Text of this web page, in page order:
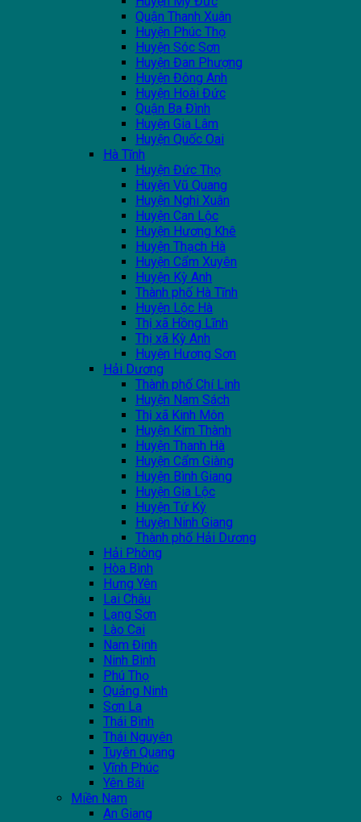
Quận Thanh Xuân
Huyện Phúc Thọ
Huyện Sóc Sơn
Huyện Đan Phượng
Huyện Đông Anh
Huyện Hoài Đức
Quận Ba Đình
Huyện Gia Lâm
Huyện Quốc Oai
Hà Tĩnh
Huyện Đức Thọ
Huyện Vũ Quang
Huyện Nghi Xuân
Huyện Can Lộc
Huyện Hương Khê
Huyện Thạch Hà
Huyện Cẩm Xuyên
Huyện Kỳ Anh
Thành phố Hà Tĩnh
Huyện Lộc Hà
Thị xã Hồng Lĩnh
Thị xã Kỳ Anh
Huyện Hương Sơn
Hải Dương
Thành phố Chí Linh
Huyện Nam Sách
Thị xã Kinh Môn
Huyện Kim Thành
Huyện Thanh Hà
Huyện Cẩm Giàng
Huyện Bình Giang
Huyện Gia Lộc
Huyện Tứ Kỳ
Huyện Ninh Giang
Thành phố Hải Dương
Hải Phòng
Hòa Bình
Hưng Yên
Lai Châu
Lạng Sơn
Lào Cai
Nam Định
Ninh Bình
Phú Thọ
Quảng Ninh
Sơn La
Thái Bình
Thái Nguyên
Tuyên Quang
Vĩnh Phúc
Yên Bái
Miền Nam
An Giang